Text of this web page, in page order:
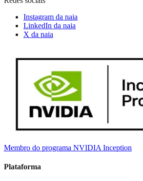
Instagram da naia
LinkedIn da naia
X da naia
Membro do programa NVIDIA Inception
Plataforma